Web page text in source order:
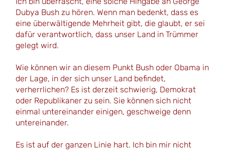
Dubya Bush zu hören. Wenn man bedenkt, dass es
eine überwältigende Mehrheit gibt, die glaubt, er sei
dafür verantwortlich, dass unser Land in Trümmer
gelegt wird.
Wie können wir an diesem Punkt Bush oder Obama in
der Lage, in der sich unser Land befindet,
verherrlichen? Es ist derzeit schwierig, Demokrat
oder Republikaner zu sein. Sie können sich nicht
einmal untereinander einigen, geschweige denn
untereinander.
Es ist auf der ganzen Linie hart. Ich bin mir nicht